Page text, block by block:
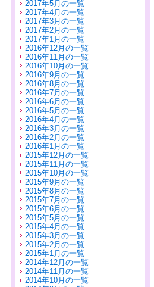
2017年5月の一覧
2017年4月の一覧
2017年3月の一覧
2017年2月の一覧
2017年1月の一覧
2016年12月の一覧
2016年11月の一覧
2016年10月の一覧
2016年9月の一覧
2016年8月の一覧
2016年7月の一覧
2016年6月の一覧
2016年5月の一覧
2016年4月の一覧
2016年3月の一覧
2016年2月の一覧
2016年1月の一覧
2015年12月の一覧
2015年11月の一覧
2015年10月の一覧
2015年9月の一覧
2015年8月の一覧
2015年7月の一覧
2015年6月の一覧
2015年5月の一覧
2015年4月の一覧
2015年3月の一覧
2015年2月の一覧
2015年1月の一覧
2014年12月の一覧
2014年11月の一覧
2014年10月の一覧